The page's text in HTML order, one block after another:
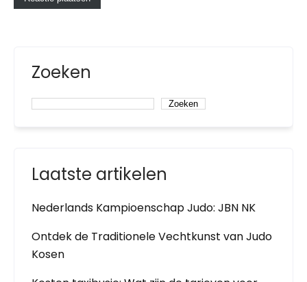
Zoeken
Zoeken
Laatste artikelen
Nederlands Kampioenschap Judo: JBN NK
Ontdek de Traditionele Vechtkunst van Judo
Kosen